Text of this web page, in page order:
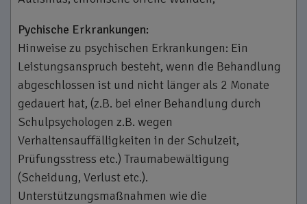
Pychische Erkrankungen:
Hinweise zu psychischen Erkrankungen: Ein
Leistungsanspruch besteht, wenn die Behandlung
abgeschlossen ist und nicht länger als 2 Monate
gedauert hat, (z.B. bei einer Behandlung durch
Schulpsychologen z.B. wegen
Verhaltensauffälligkeiten in der Schulzeit,
Prüfungsstress etc.) Traumabewältigung
(Scheidung, Verlust etc.).
Unterstützungsmaßnahmen wie die